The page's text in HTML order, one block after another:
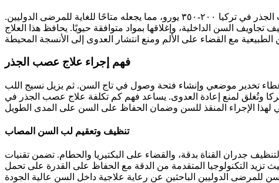
علاج عصب الجذر هو إجراء علاجي داخل السن مصمم لإنقاذ الأسنان المصابة بشدة أو التالفة من الخلع. يبلغ متوسط تكلفة علاج عصب الجذر في تركيا ٢٠٠-٣٥٠ يورو، مما يجعله متاحًا للغاية للمرضى الدوليين.
السن الداخلية، وإغلاقها بمواد متوافقة حيويًا. يحافظ هذا العلاج
فهم إجراء علاج عصب الجذر
تخدير موضعي وإنشاء فتحة وصول في تاج السن. ثم يزيل نسيج اللب
وتُغلق لمنع إعادة العدوى. يساعد فهم كم تكلفة علاج عصب الجذر في
تنظيف وتعقيم لب السن المصاب
جدران القناة بدقة، والقضاء على البكتيريا والحطام. تضمن تقنيات
تزيد التكنولوجيا المتقدمة من الدقة مع الحفاظ على القدرة على تحمل